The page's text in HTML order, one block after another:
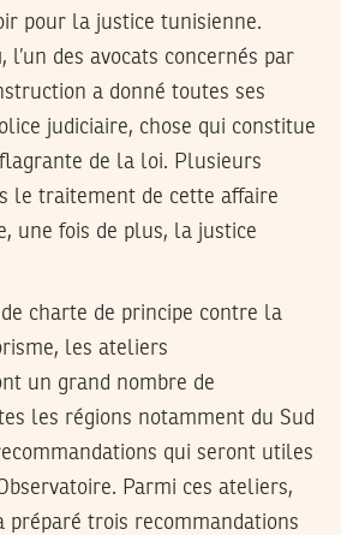
pour la justice tunisienne.
l’un des avocats concernés par
a donné toutes ses
judiciaire, chose qui constitue
de la loi. Plusieurs
le traitement de cette affaire
une fois de plus, la justice
charte de principe contre la
les ateliers
un grand nombre de
les régions notamment du Sud
qui seront utiles
Parmi ces ateliers,
préparé trois recommandations